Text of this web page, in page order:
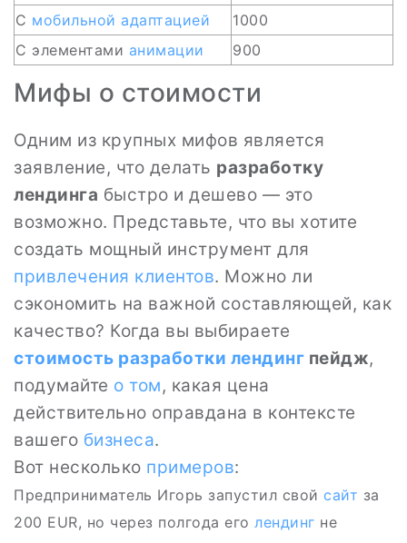
С мобильной адаптацией
1000
С элементами анимации 900
Мифы о стоимости
Одним из крупных мифов является
заявление, что делать разработку
лендинга быстро и дешево — это
возможно. Представьте, что вы хотите
создать мощный инструмент для
привлечения клиентов. Можно ли
сэкономить на важной составляющей, как
качество? Когда вы выбираете
стоимость разработки лендинг пейдж,
подумайте о том, какая цена
действительно оправдана в контексте
вашего бизнеса.
Вот несколько примеров:
Предприниматель Игорь запустил свой сайт за
200 EUR, но через полгода его лендинг не